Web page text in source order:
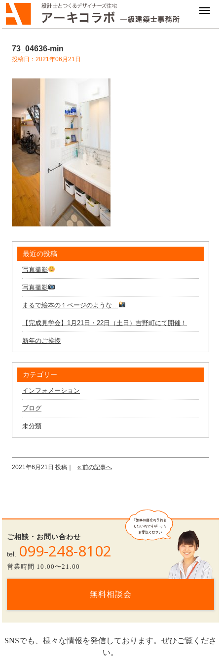
73_04636-min
投稿日：2021年06月21日
最近の投稿
写真撮影
写真撮影
まるで絵本の１ページのような…
【完成見学会】1月21日・22日（土日）吉野町にて開催！
新年のご挨拶
カテゴリー
インフォメーション
ブログ
未分類
2021年6月21日 投稿｜ « 前の記事へ
ご相談・お問い合わせ
tel. 099-248-8102
営業時間 10:00〜21:00
無料相談会
SNSでも、様々な情報を発信しております。ぜひご覧くださ
い。